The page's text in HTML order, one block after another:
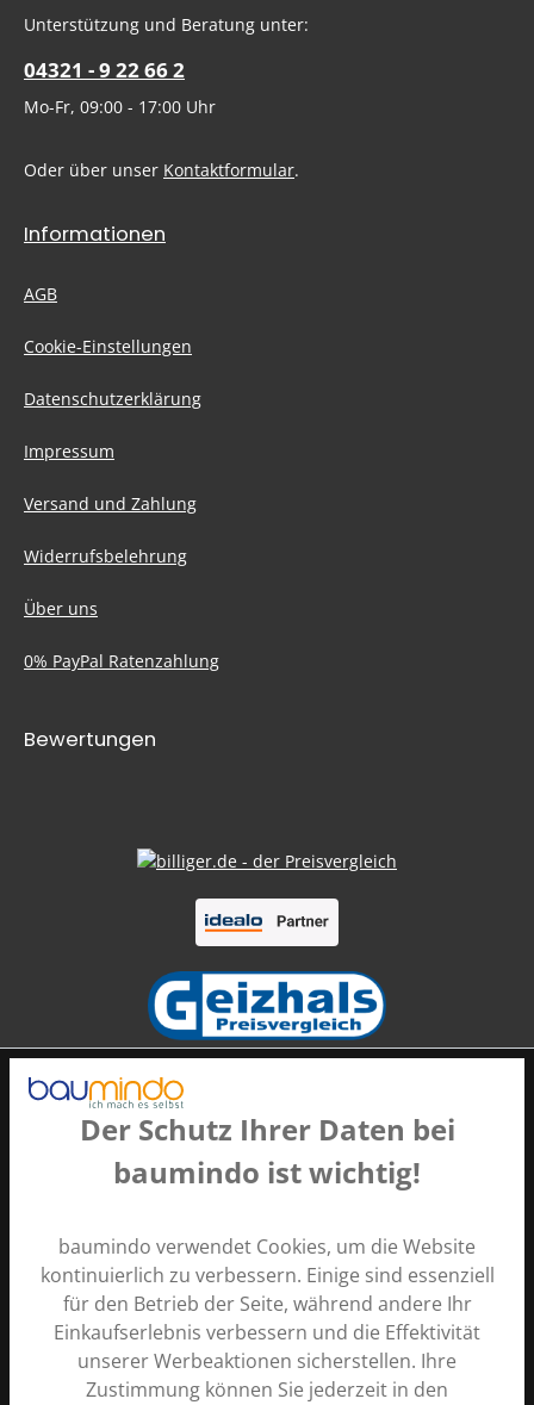
Der Schutz Ihrer Daten bei
baumindo ist wichtig!
baumindo verwendet Cookies, um die Website
kontinuierlich zu verbessern. Einige sind essenziell
für den Betrieb der Seite, während andere Ihr
Einkaufserlebnis verbessern und die Effektivität
unserer Werbeaktionen sicherstellen. Ihre
Zustimmung können Sie jederzeit in den
einverstanden.
Um weiterzugehen, geben Sie die oben abgebildeten Zeichen
ein*
Unterstützung und Beratung unter:
04321 - 9 22 66 2
Mo-Fr, 09:00 - 17:00 Uhr
Oder über unser Kontaktformular.
Informationen
AGB
Cookie-Einstellungen
Datenschutzerklärung
Impressum
Versand und Zahlung
Widerrufsbelehrung
Über uns
0% PayPal Ratenzahlung
Bewertungen
Zahlungsarten